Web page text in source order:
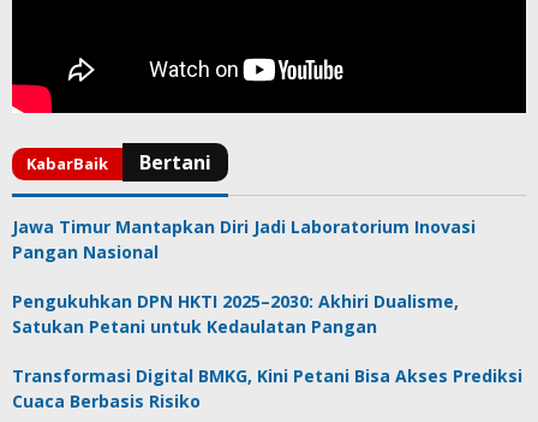
Jawa Timur Mantapkan Diri Jadi Laboratorium Inovasi
Pangan Nasional
Pengukuhkan DPN HKTI 2025–2030: Akhiri Dualisme,
Satukan Petani untuk Kedaulatan Pangan
Transformasi Digital BMKG, Kini Petani Bisa Akses Prediksi
Cuaca Berbasis Risiko